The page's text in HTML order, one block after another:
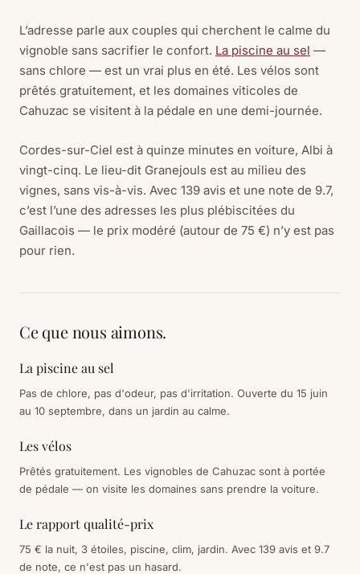
L’adresse parle aux couples qui cherchent le calme du
vignoble sans sacrifier le confort. La piscine au sel —
sans chlore — est un vrai plus en été. Les vélos sont
prêtés gratuitement, et les domaines viticoles de
Cahuzac se visitent à la pédale en une demi-journée.
Cordes-sur-Ciel est à quinze minutes en voiture, Albi à
vingt-cinq. Le lieu-dit Granejouls est au milieu des
vignes, sans vis-à-vis. Avec 139 avis et une note de 9.7,
c’est l’une des adresses les plus plébiscitées du
Gaillacois — le prix modéré (autour de 75 €) n’y est pas
pour rien.
Ce que nous aimons.
La piscine au sel
Pas de chlore, pas d'odeur, pas d'irritation. Ouverte du 15 juin
au 10 septembre, dans un jardin au calme.
Les vélos
Prêtés gratuitement. Les vignobles de Cahuzac sont à portée
de pédale — on visite les domaines sans prendre la voiture.
Le rapport qualité-prix
75 € la nuit, 3 étoiles, piscine, clim, jardin. Avec 139 avis et 9.7
de note, ce n'est pas un hasard.